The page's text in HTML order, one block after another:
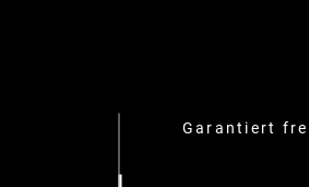
Garantiert